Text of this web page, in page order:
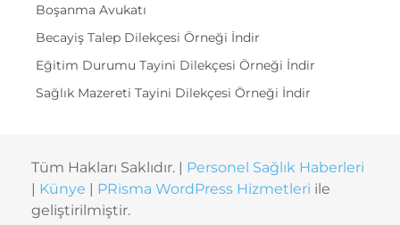
Boşanma Avukatı
Becayiş Talep Dilekçesi Örneği İndir
Eğitim Durumu Tayini Dilekçesi Örneği İndir
Sağlık Mazereti Tayini Dilekçesi Örneği İndir
Tüm Hakları Saklıdır. | Personel Sağlık Haberleri
| Künye | PRisma WordPress Hizmetleri ile
geliştirilmiştir.